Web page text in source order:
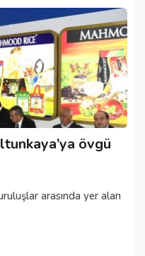
övgü
arasında yer alan